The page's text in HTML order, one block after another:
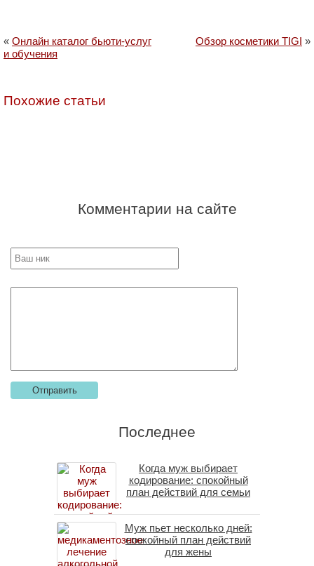
« Онлайн каталог бьюти-услуг
и обучения
Обзор косметики TIGI »
Похожие статьи
Комментарии на сайте
Последнее
Когда муж выбирает
кодирование: спокойный
план действий для семьи
Муж пьет несколько дней:
спокойный план действий
для жены